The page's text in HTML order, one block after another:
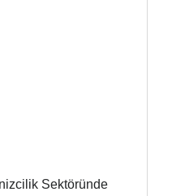
Sektöründe